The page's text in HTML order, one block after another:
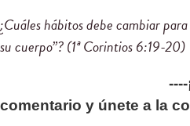
¿Cuáles hábitos debe cambiar
su cuerpo”? (1ª Corintios 6:19-20)
comentario y únete a la